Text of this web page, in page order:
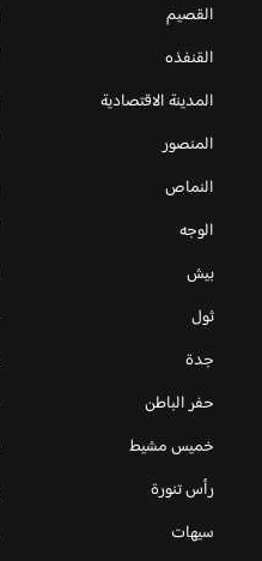
القصيم
القنفذه
المدينة الاقتصادية
المنصور
النماص
الوجه
بيش
ثول
جدة
حفر الباطن
خميس مشيط
رأس تنورة
سيهات